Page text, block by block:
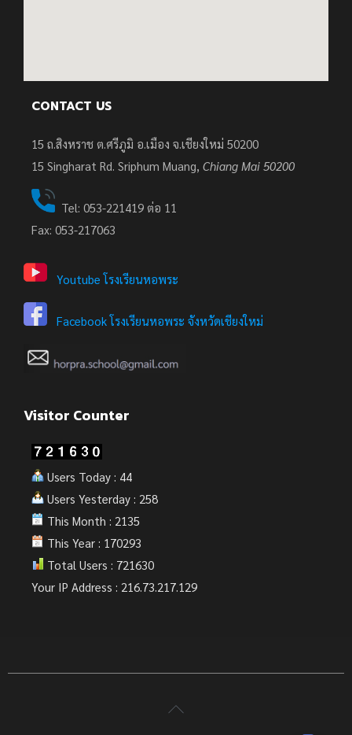
CONTACT US
15 ถ.สิงหราช ต.ศรีภูมิ อ.เมือง จ.เชียงใหม่ 50200
15 Singharat Rd. Sriphum Muang, Chiang Mai 50200
Tel: 053-221419 ต่อ 11
Fax: 053-217063
Youtube โรงเรียนหอพระ
Facebook โรงเรียนหอพระ จังหวัดเชียงใหม่
Visitor Counter
Users Today : 44
Users Yesterday : 258
This Month : 2135
This Year : 170293
Total Users : 721630
Your IP Address : 216.73.217.129